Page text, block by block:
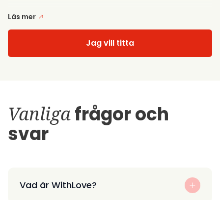
Läs mer
Jag vill titta
Vanligafrågor och
svar
Vad är WithLove?